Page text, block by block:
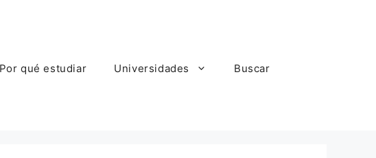
Por qué estudiar Universidades Buscar